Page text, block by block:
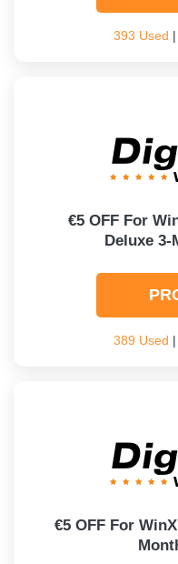
393 Used
€5 OFF For
Deluxe 3-
389 Used
€5 OFF For